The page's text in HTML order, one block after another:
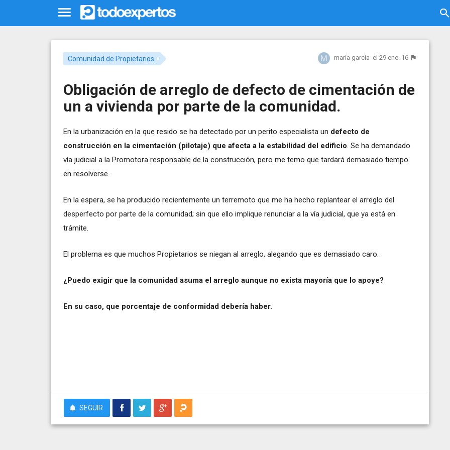
Comunidad de Propietarios maria garcia el 29 ene. 16
Obligación de arreglo de defecto de cimentación de
un a vivienda por parte de la comunidad.
En la urbanización en la que resido se ha detectado por un perito especialista un defecto de
construcción en la cimentación (pilotaje) que afecta a la estabilidad del edificio. Se ha demandado
vía judicial a la Promotora responsable de la construcción, pero me temo que tardará demasiado tiempo
en resolverse.
En la espera, se ha producido recientemente un terremoto que me ha hecho replantear el arreglo del
desperfecto por parte de la comunidad; sin que ello implique renunciar a la vía judicial, que ya está en
trámite.
El problema es que muchos Propietarios se niegan al arreglo, alegando que es demasiado caro.
¿Puedo exigir que la comunidad asuma el arreglo aunque no exista mayoría que lo apoye?
En su caso, que porcentaje de conformidad debería haber.
SEGUIR